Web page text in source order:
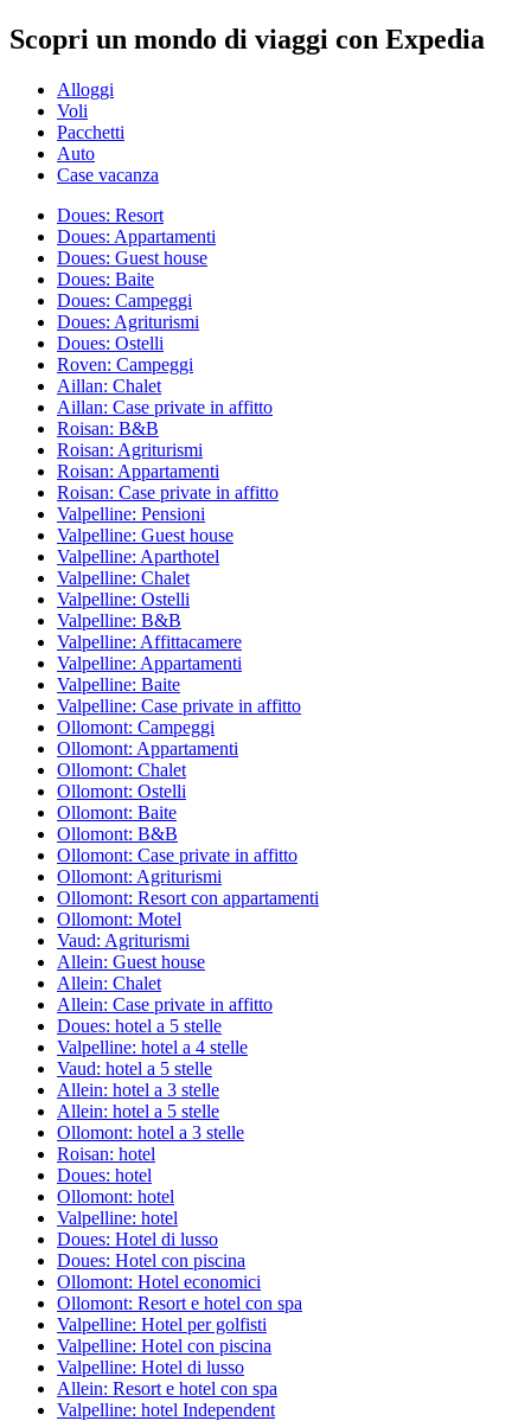
Scopri un mondo di viaggi con Expedia
Alloggi
Voli
Pacchetti
Auto
Case vacanza
Doues: Resort
Doues: Appartamenti
Doues: Guest house
Doues: Baite
Doues: Campeggi
Doues: Agriturismi
Doues: Ostelli
Roven: Campeggi
Aillan: Chalet
Aillan: Case private in affitto
Roisan: B&B
Roisan: Agriturismi
Roisan: Appartamenti
Roisan: Case private in affitto
Valpelline: Pensioni
Valpelline: Guest house
Valpelline: Aparthotel
Valpelline: Chalet
Valpelline: Ostelli
Valpelline: B&B
Valpelline: Affittacamere
Valpelline: Appartamenti
Valpelline: Baite
Valpelline: Case private in affitto
Ollomont: Campeggi
Ollomont: Appartamenti
Ollomont: Chalet
Ollomont: Ostelli
Ollomont: Baite
Ollomont: B&B
Ollomont: Case private in affitto
Ollomont: Agriturismi
Ollomont: Resort con appartamenti
Ollomont: Motel
Vaud: Agriturismi
Allein: Guest house
Allein: Chalet
Allein: Case private in affitto
Doues: hotel a 5 stelle
Valpelline: hotel a 4 stelle
Vaud: hotel a 5 stelle
Allein: hotel a 3 stelle
Allein: hotel a 5 stelle
Ollomont: hotel a 3 stelle
Roisan: hotel
Doues: hotel
Ollomont: hotel
Valpelline: hotel
Doues: Hotel di lusso
Doues: Hotel con piscina
Ollomont: Hotel economici
Ollomont: Resort e hotel con spa
Valpelline: Hotel per golfisti
Valpelline: Hotel con piscina
Valpelline: Hotel di lusso
Allein: Resort e hotel con spa
Valpelline: hotel Independent